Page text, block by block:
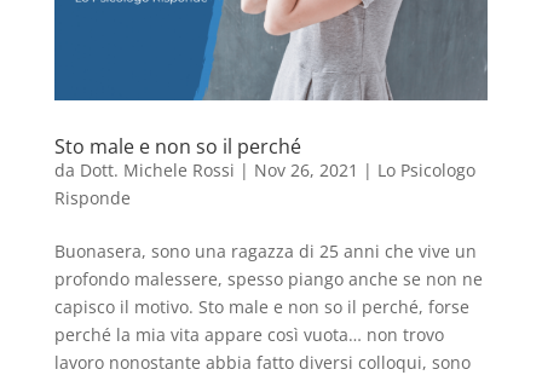
Sto male e non so il perché
da Dott. Michele Rossi | Nov 26, 2021 | Lo Psicologo
Risponde
Buonasera, sono una ragazza di 25 anni che vive un
profondo malessere, spesso piango anche se non ne
capisco il motivo. Sto male e non so il perché, forse
perché la mia vita appare così vuota… non trovo
lavoro nonostante abbia fatto diversi colloqui, sono